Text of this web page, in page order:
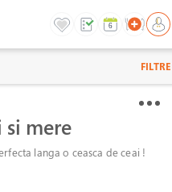
FILTRE
mere
langa o ceasca de ceai !